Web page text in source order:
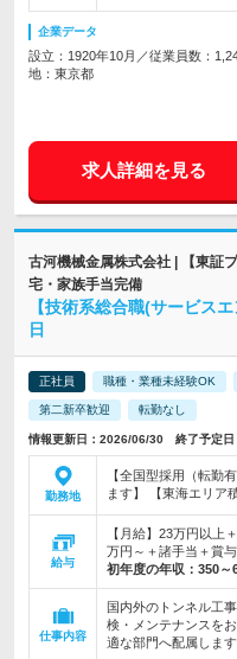
企業データ
設立：1920年10月／従業員数：
地：東京都
求人詳細を見る
古河機械金属株式会社 | 【東
宅・家族手当完備
【技術系総合職(サービス
日
正社員 職種・業種未経験OK
第二新卒歓迎 転勤なし
情報更新日：2026/06/30 終了予定日
勤務地
【全国型採用（転勤
ます】 【東海エリア
給与
【月給】23万円以上
万円～＋諸手当＋賞
初年度の年収： 350～
仕事内容
国内外のトンネル工
検・メンテナンスを
適な部門へ配属しま